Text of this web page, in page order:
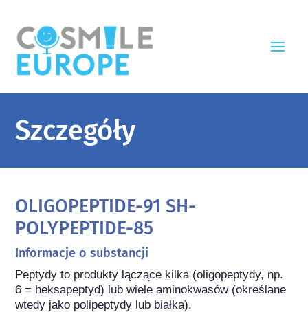
Szczegóły
OLIGOPEPTIDE-91 SH-
POLYPEPTIDE-85
Informacje o substancji
Peptydy to produkty łączące kilka (oligopeptydy, np.
6 = heksapeptyd) lub wiele aminokwasów (określane
wtedy jako polipeptydy lub białka).